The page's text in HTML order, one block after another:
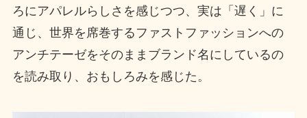
ろにアパレルらしさを感じつつ、実は「遅く」に
通じ、世界を席巻するファストファッションへの
アンチテーゼをそのままブランド名にしているの
を読み取り、おもしろみを感じた。